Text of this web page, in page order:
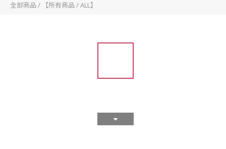
全部商品 / 【所有商品 / ALL】